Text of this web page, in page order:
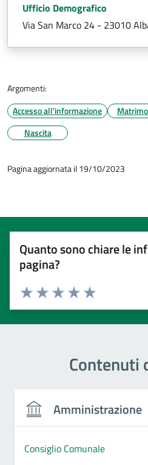
Ufficio Demografico
Via San Marco 24 - 23010
Argomenti:
Accesso all'informazione
Nascita
Pagina aggiornata il 19/10/2023
Quanto sono chiare le
pagina?
Valuta 5 stelle
Valuta 4 stelle su 5
Valuta 3 stelle su 5
Valuta 2 stelle su 5
Valuta 1 stelle su 5
Contenuti
Amministrazione
Consiglio Comunale